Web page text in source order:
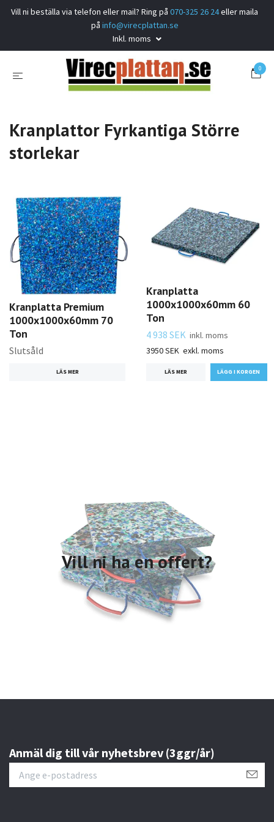
Vill ni beställa via telefon eller mail? Ring på 070-325 26 24eller maila
på info@virecplattan.se
Inkl. moms
0
Vill ni ha en offert?
Kranplattor Fyrkantiga Större
storlekar
Kranplatta Premium
1000x1000x60mm 70
Ton
Slutsåld
LÄS MER
Kranplatta
1000x1000x60mm 60
Ton
4 938 SEK inkl. moms
3950 SEK exkl. moms
LÄS MER
Anmäl dig till vår nyhetsbrev (3ggr/år)